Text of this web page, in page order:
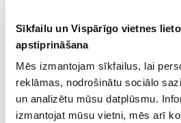
Sīkfailu un Vispārīgo vietnes
apstiprināšana
Mēs izmantojam sīkfailus, lai
reklāmas, nodrošinātu sociālo
un analizētu mūsu datplūsmu.
izmantojat mūsu vietni, mēs arī